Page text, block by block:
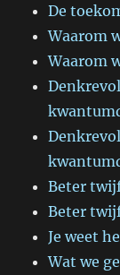
De
Waarom
Waarom
Beter
Beter
Je weet
Wat we